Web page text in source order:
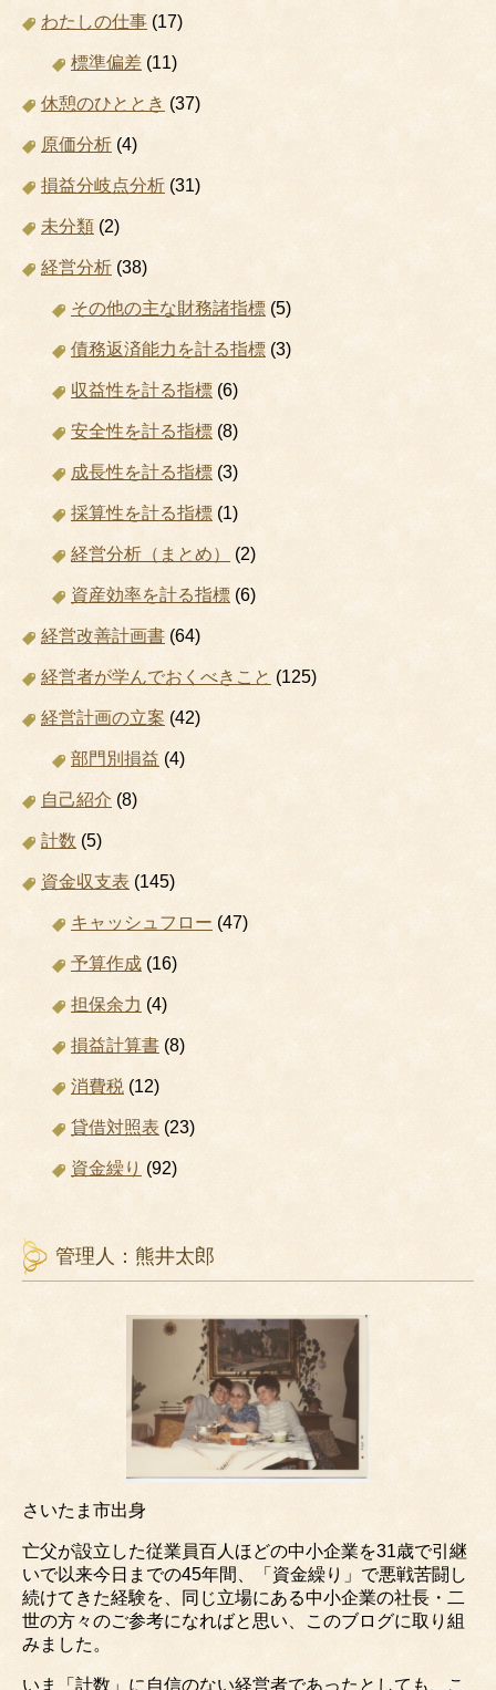
わたしの仕事 (17)
標準偏差 (11)
休憩のひととき (37)
原価分析 (4)
損益分岐点分析 (31)
未分類 (2)
経営分析 (38)
その他の主な財務諸指標 (5)
債務返済能力を計る指標 (3)
収益性を計る指標 (6)
安全性を計る指標 (8)
成長性を計る指標 (3)
採算性を計る指標 (1)
経営分析（まとめ） (2)
資産効率を計る指標 (6)
経営改善計画書 (64)
経営者が学んでおくべきこと (125)
経営計画の立案 (42)
部門別損益 (4)
自己紹介 (8)
計数 (5)
資金収支表 (145)
キャッシュフロー (47)
予算作成 (16)
担保余力 (4)
損益計算書 (8)
消費税 (12)
貸借対照表 (23)
資金繰り (92)
管理人：熊井太郎
さいたま市出身
亡父が設立した従業員百人ほどの中小企業を31歳で引継
いで以来今日までの45年間、「資金繰り」で悪戦苦闘し
続けてきた経験を、同じ立場にある中小企業の社長・二
世の方々のご参考になればと思い、このブログに取り組
みました。
いま「計数」に自信のない経営者であったとしても、こ